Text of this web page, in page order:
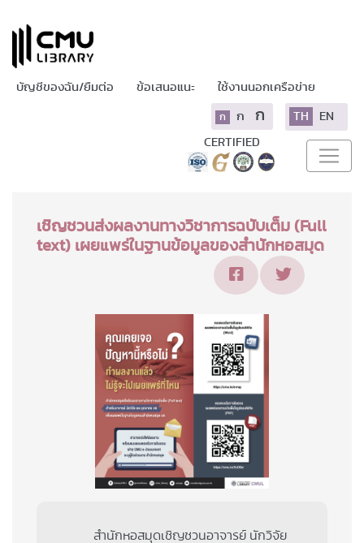
บัญชีของฉัน/ยืมต่อ ข้อเสนอแนะ ใช้งานนอกเครือข่าย
ก ก ก TH EN
CERTIFIED
เชิญชวนส่งผลงานทางวิชาการฉบับเต็ม (Full
text) เผยแพร่ในฐานข้อมูลของสำนักหอสมุด
สำนักหอสมุดเชิญชวนอาจารย์ นักวิจัย